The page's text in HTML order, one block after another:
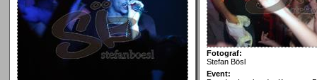
Fotograf:
Stefan Bösl
Event: